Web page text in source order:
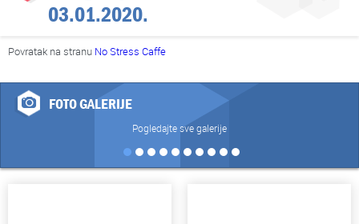
03.01.2020.
Povratak na stranu No Stress Caffe
FOTO GALERIJE
Pogledajte sve galerije